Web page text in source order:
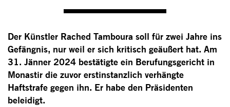
Der Künstler Rached Tamboura soll für zwei Jahre ins
Gefängnis, nur weil er sich kritisch geäußert hat. Am
31. Jänner 2024 bestätigte ein Berufungsgericht in
Monastir die zuvor erstinstanzlich verhängte
Haftstrafe gegen ihn. Er habe den Präsidenten
beleidigt.